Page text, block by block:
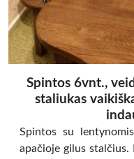
Spintos 6vnt.,
staliukas
Spintos su
apačioje gilus